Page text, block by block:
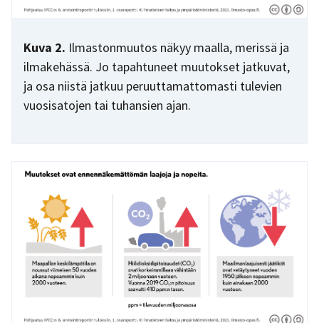
Kuva 2. Ilmastonmuutos näkyy maalla, merissä ja
ilmakehässä. Jo tapahtuneet muutokset jatkuvat,
ja osa niistä jatkuu peruuttamattomasti tulevien
vuosisatojen tai tuhansien ajan.